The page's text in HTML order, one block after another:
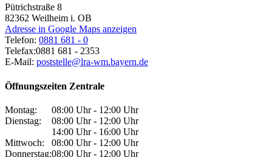
Pütrichstraße 8
82362 Weilheim i. OB
Adresse in Google Maps anzeigen
Telefon: 0881 681 - 0
Telefax:0881 681 - 2353
E-Mail: poststelle@lra-wm.bayern.de
Öffnungszeiten Zentrale
Montag:
08:00 Uhr - 12:00 Uhr
Dienstag:
08:00 Uhr - 12:00 Uhr
14:00 Uhr - 16:00 Uhr
Mittwoch:
08:00 Uhr - 12:00 Uhr
Donnerstag:08:00 Uhr - 12:00 Uhr